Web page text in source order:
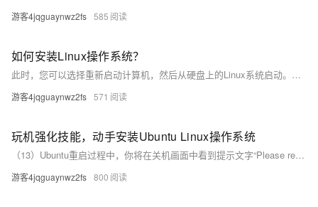
游客4jqguaynwz2fs 585
如何安装Linux操作系统？
此时，您可以选择重新启动计算机，然后从硬盘上的Linux系统启动。以上是一个大致的安装过程。请注意，不同的Linux发行版可能会在细节上有所差异，因此在进行安装之前，请确保您阅读并理解了相应发行版的安装指南或文档。
游客4jqguaynwz2fs 571
玩机强化技能，动手安装Ubuntu Linux操作系统
（13）Ubuntu重启过程中，你将在关机画面中看到提示文字“Please remove the installation medium, then press ENTER:”，按下“Enter”键即可重启电脑。
游客4jqguaynwz2fs 800